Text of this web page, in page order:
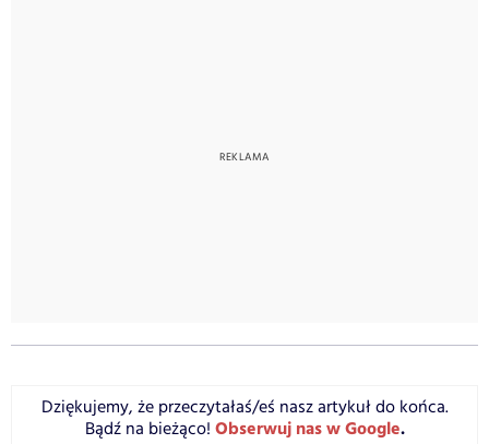
Dziękujemy, że przeczytałaś/eś nasz artykuł do końca.
Bądź na bieżąco! Obserwuj nas w Google.